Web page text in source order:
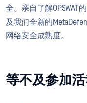
全。亲自了解OPSWAT的
及我们全新的
网络安全成熟度。
等不及参加活